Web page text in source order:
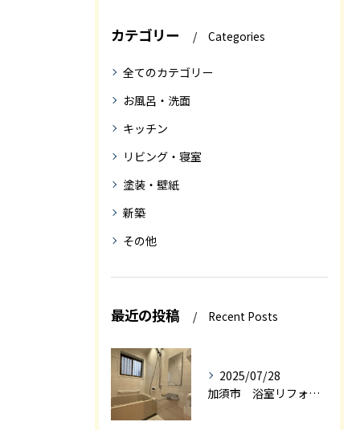
カテゴリー Categories
全てのカテゴリー
お風呂・洗面
キッチン
リビング・寝室
塗装・壁紙
新築
その他
最近の投稿 Recent Posts
2025/07/28
加須市 浴室リフォーム